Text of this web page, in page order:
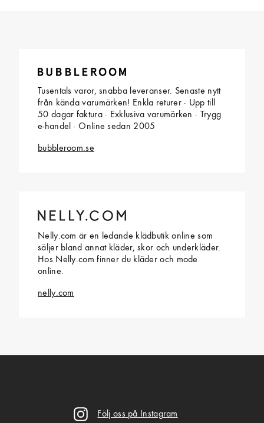
Tusentals varor, snabba leveranser. Senaste nytt
från kända varumärken! Enkla returer · Upp till
50 dagar faktura · Exklusiva varumärken · Trygg
e-handel · Online sedan 2005
bubbleroom.se
Nelly.com är en ledande klädbutik online som
säljer bland annat kläder, skor och underkläder.
Hos Nelly.com finner du kläder och mode
online.
nelly.com
Följ oss på Instagram